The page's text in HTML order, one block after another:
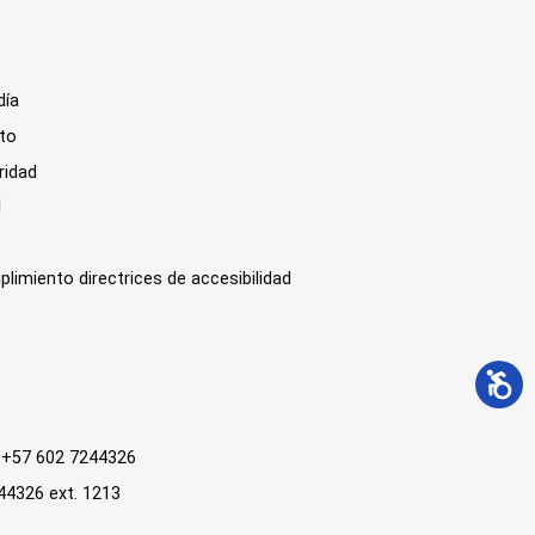
directrices de accesibilidad
602 7244326
ext. 1213